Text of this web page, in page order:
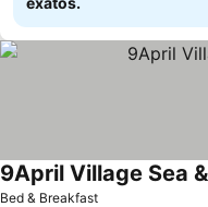
Bed & Breakfast
9April Village Sea